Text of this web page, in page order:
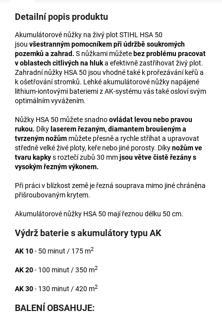
Detailní popis produktu
Akumulátorové nůžky na živý plot STIHL HSA 50
jsou všestranným pomocníkem při údržbě soukromých
pozemků a zahrad. S nůžkami můžete bez problému pracovat
v oblastech citlivých na hluka efektivně zastřihovat živý plot.
Zahradní nůžky HSA 50 jsou vhodné také k prořezávání keřů a
k ošetřování stromků. Lehké akumulátorové nůžky napájené
lithium-iontovými bateriemi z AK-systému vás také osloví svým
optimálním vyvážením.
Nůžky HSA 50 můžete snadnoovládat levou nebo pravou
rukou. Díky laserem řezaným, diamantem broušeným a
tvrzeným nožům můžete přesně a rychle stříhat a upravovat
středně velké živé ploty, keře nebo jiné porosty. Díkynožům ve
tvaru kapkys roztečí zubů 30 mmjsou větve čistě řezány s
vysokým řezným výkonem.
Při práci v blízkost země je řezná souprava mimo jiné chráněna
přišroubovaným krytem.
Akumulátorové nůžky HSA 50 mají řeznou délku 50 cm.
Výdrž baterie s akumulátory typu AK
AK 10- 50 minut / 175 m2
AK 20- 100 minut / 350 m2
AK 30- 130 minut / 420 m2
BALENÍ OBSAHUJE: